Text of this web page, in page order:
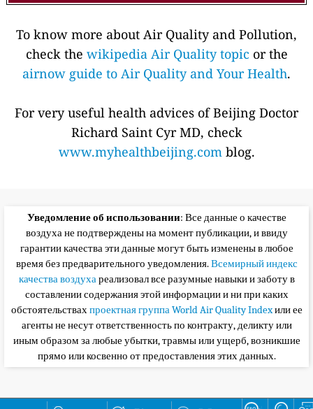
To know more about Air Quality and Pollution,
check the wikipedia Air Quality topic or the
airnow guide to Air Quality and Your Health.
For very useful health advices of Beijing Doctor
Richard Saint Cyr MD, check
www.myhealthbeijing.comblog.
Уведомление об использовании: Все данные о качестве
воздуха не подтверждены на момент публикации, и ввиду
гарантии качества эти данные могут быть изменены в любое
время без предварительного уведомления.Всемирный индекс
качества воздухареализовал все разумные навыки и заботу в
составлении содержания этой информации и ни при каких
обстоятельствахпроектная группа World Air Quality Indexили ее
агенты не несут ответственность по контракту, деликту или
иным образом за любые убытки, травмы или ущерб, возникшие
прямо или косвенно от предоставления этих данных.